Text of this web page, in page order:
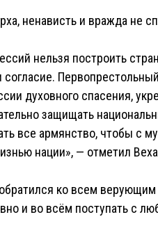
ненависть и вражда не
нельзя построить
согласие.
духовного спасения,
защищать
все армянство, чтобы с
нации», — отметил
ко всем
и во всём поступать с